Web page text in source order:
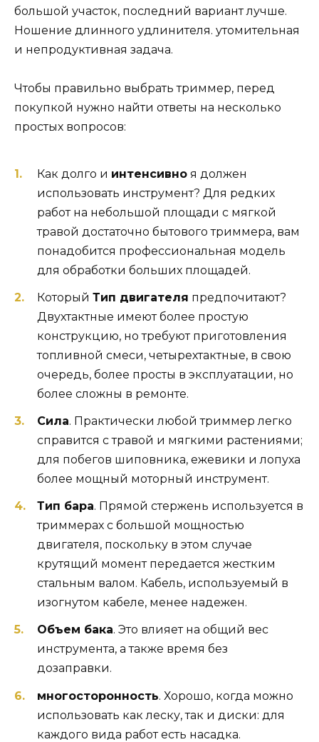
большой участок, последний вариант лучше.
Ношение длинного удлинителя. утомительная
и непродуктивная задача.
Чтобы правильно выбрать триммер, перед
покупкой нужно найти ответы на несколько
простых вопросов:
Как долго и интенсивно я должен
использовать инструмент? Для редких
работ на небольшой площади с мягкой
травой достаточно бытового триммера, вам
понадобится профессиональная модель
для обработки больших площадей.
Который Тип двигателя предпочитают?
Двухтактные имеют более простую
конструкцию, но требуют приготовления
топливной смеси, четырехтактные, в свою
очередь, более просты в эксплуатации, но
более сложны в ремонте.
Сила. Практически любой триммер легко
справится с травой и мягкими растениями;
для побегов шиповника, ежевики и лопуха
более мощный моторный инструмент.
Тип бара. Прямой стержень используется в
триммерах с большой мощностью
двигателя, поскольку в этом случае
крутящий момент передается жестким
стальным валом. Кабель, используемый в
изогнутом кабеле, менее надежен.
Объем бака. Это влияет на общий вес
инструмента, а также время без
дозаправки.
многосторонность. Хорошо, когда можно
использовать как леску, так и диски: для
каждого вида работ есть насадка.